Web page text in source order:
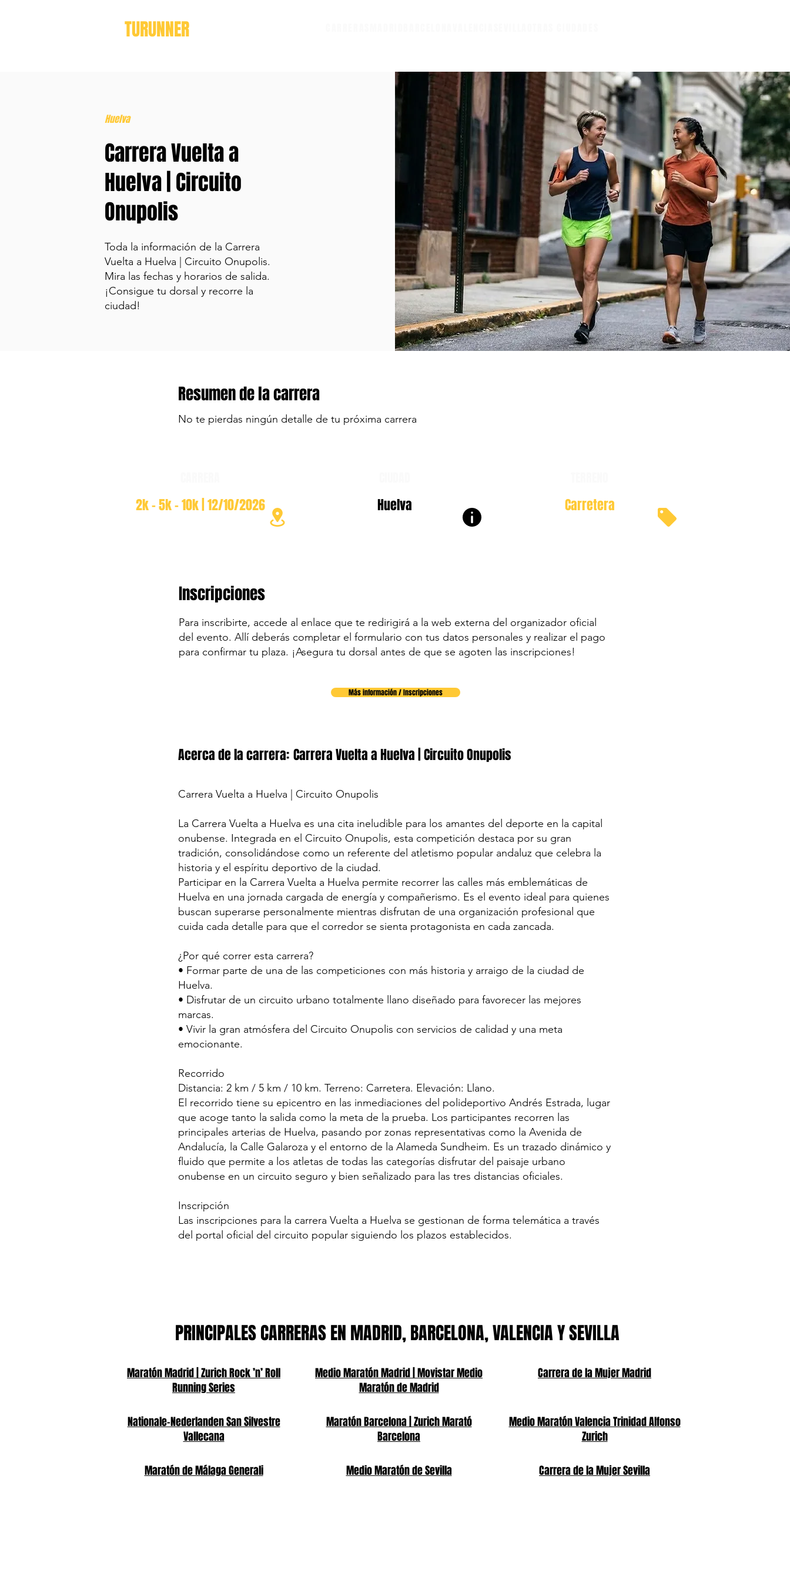
TURUNNER
Huelva
Carrera Vuelta a
Huelva | Circuito
Onupolis
Toda la información de la Carrera
Vuelta a Huelva | Circuito Onupolis.
Mira las fechas y horarios de salida.
¡Consigue tu dorsal y recorre la
ciudad!
Resumen de la carrera
No te pierdas ningún detalle de tu próxima carrera
2k - 5k - 10k | 12/10/2026 Huelva Carretera
Inscripciones
Para inscribirte, accede al enlace que te redirigirá a la web externa del organizador oficial
del evento. Allí deberás completar el formulario con tus datos personales y realizar el pago
para confirmar tu plaza. ¡Asegura tu dorsal antes de que se agoten las inscripciones!
Más información / Inscripciones
Acerca de la carrera: Carrera Vuelta a Huelva | Circuito Onupolis
Carrera Vuelta a Huelva | Circuito Onupolis
La Carrera Vuelta a Huelva es una cita ineludible para los amantes del deporte en la capital
onubense. Integrada en el Circuito Onupolis, esta competición destaca por su gran
tradición, consolidándose como un referente del atletismo popular andaluz que celebra la
historia y el espíritu deportivo de la ciudad.
Participar en la Carrera Vuelta a Huelva permite recorrer las calles más emblemáticas de
Huelva en una jornada cargada de energía y compañerismo. Es el evento ideal para quienes
buscan superarse personalmente mientras disfrutan de una organización profesional que
cuida cada detalle para que el corredor se sienta protagonista en cada zancada.
¿Por qué correr esta carrera?
• Formar parte de una de las competiciones con más historia y arraigo de la ciudad de
Huelva.
• Disfrutar de un circuito urbano totalmente llano diseñado para favorecer las mejores
marcas.
• Vivir la gran atmósfera del Circuito Onupolis con servicios de calidad y una meta
emocionante.
Recorrido
Distancia: 2 km / 5 km / 10 km. Terreno: Carretera. Elevación: Llano.
El recorrido tiene su epicentro en las inmediaciones del polideportivo Andrés Estrada, lugar
que acoge tanto la salida como la meta de la prueba. Los participantes recorren las
principales arterias de Huelva, pasando por zonas representativas como la Avenida de
Andalucía, la Calle Galaroza y el entorno de la Alameda Sundheim. Es un trazado dinámico y
fluido que permite a los atletas de todas las categorías disfrutar del paisaje urbano
onubense en un circuito seguro y bien señalizado para las tres distancias oficiales.
Inscripción
Las inscripciones para la carrera Vuelta a Huelva se gestionan de forma telemática a través
del portal oficial del circuito popular siguiendo los plazos establecidos.
PRINCIPALES CARRERAS EN MADRID, BARCELONA, VALENCIA Y SEVILLA
Maratón Madrid | Zurich Rock ’n’ Roll
Running Series
Medio Maratón Madrid | Movistar Medio
Maratón de Madrid
Carrera de la Mujer Madrid
Nationale-Nederlanden San Silvestre
Vallecana
Maratón Barcelona | Zurich Marató
Barcelona
Medio Maratón Valencia Trinidad Alfonso
Zurich
Maratón de Málaga Generali Medio Maratón de Sevilla Carrera de la Mujer Sevilla